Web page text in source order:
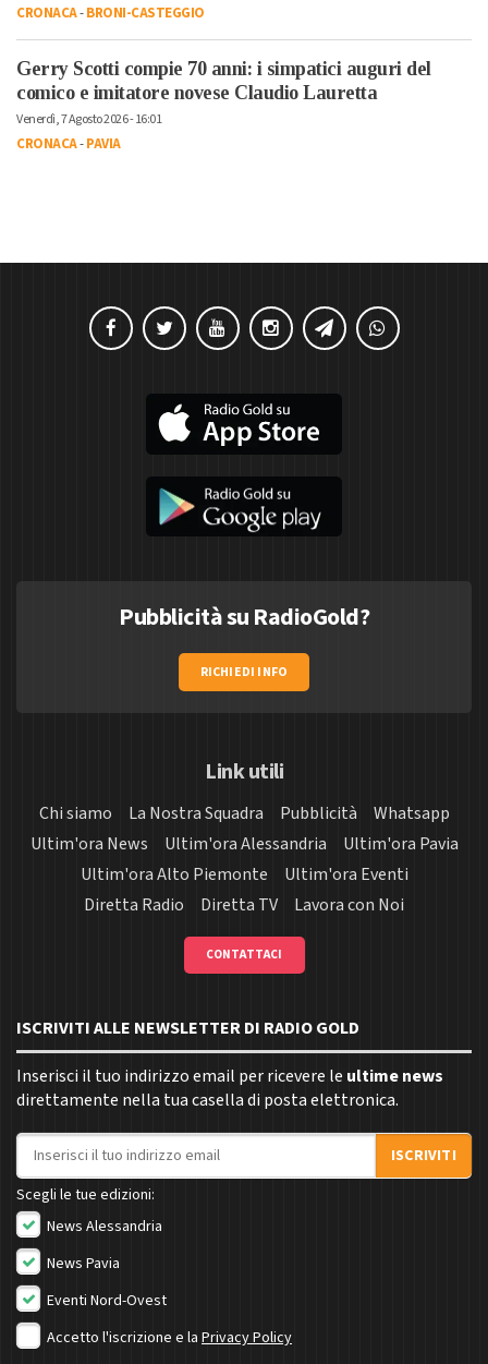
CRONACA-BRONI-CASTEGGIO
Gerry Scotti compie 70 anni: i simpatici auguri del
comico e imitatore novese Claudio Lauretta
Venerdì, 7 Agosto 2026 - 16:01
CRONACA-PAVIA
Pubblicità su RadioGold?
RICHIEDI INFO
Link utili
Chi siamo La Nostra Squadra Pubblicità
Whatsapp
Ultim'ora News
Ultim'ora Alessandria
Ultim'ora Pavia
Ultim'ora Alto Piemonte
Ultim'ora Eventi
Diretta Radio
Diretta TV Lavora con Noi
CONTATTACI
ISCRIVITI ALLE NEWSLETTER DI RADIO GOLD
Inserisci il tuo indirizzo email per ricevere le ultime news
direttamente nella tua casella di posta elettronica.
Indirizzo email
ISCRIVITI
Scegli le tue edizioni:
News Alessandria
News Pavia
Eventi Nord-Ovest
Accetto l'iscrizione e la Privacy Policy